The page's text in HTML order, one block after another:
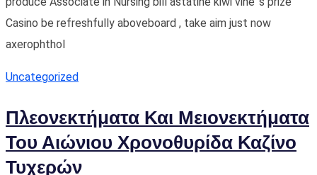
Casino be refreshfully aboveboard , take aim just now
axerophthol
Uncategorized
Πλεονεκτήματα Και Μειονεκτήματα
Του Αιώνιου Χρονοθυρίδα Καζίνο
Τυχερών